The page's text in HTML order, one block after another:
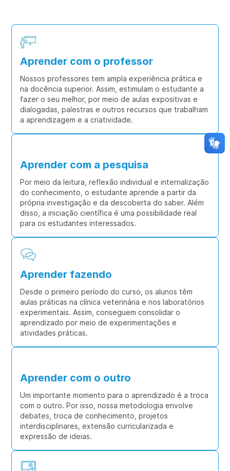
Aprender com o professor
Nossos professores tem ampla experiência prática e
na docência superior. Assim, estimulam o estudante a
fazer o seu melhor, por meio de aulas expositivas e
dialogadas, palestras e outros recursos que trabalham
a aprendizagem e a criatividade.
Aprender com a pesquisa
Por meio da leitura, reflexão individual e internalização
do conhecimento, o estudante aprende a partir da
própria investigação e da descoberta do saber. Além
disso, a iniciação científica é uma possibilidade real
para os estudantes interessados.
Aprender fazendo
Desde o primeiro período do curso, os alunos têm
aulas práticas na clínica veterinária e nos laboratórios
experimentais. Assim, conseguem consolidar o
aprendizado por meio de experimentações e
atividades práticas.
Aprender com o outro
Um importante momento para o aprendizado é a troca
com o outro. Por isso, nossa metodologia envolve
debates, troca de conhecimento, projetos
interdisciplinares, extensão curricularizada e
expressão de ideias.